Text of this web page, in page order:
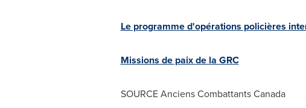
Le programme d'opérations policières
Missions de paix de la GRC
SOURCE Anciens Combattants Canada